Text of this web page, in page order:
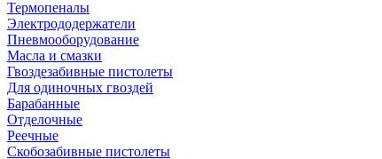
Термопеналы
Электрододержатели
Пневмооборудование
Масла и смазки
Гвоздезабивные пистолеты
Для одиночных гвоздей
Барабанные
Отделочные
Реечные
Скобозабивные пистолеты